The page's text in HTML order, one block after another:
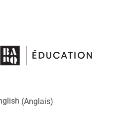
(Anglais)